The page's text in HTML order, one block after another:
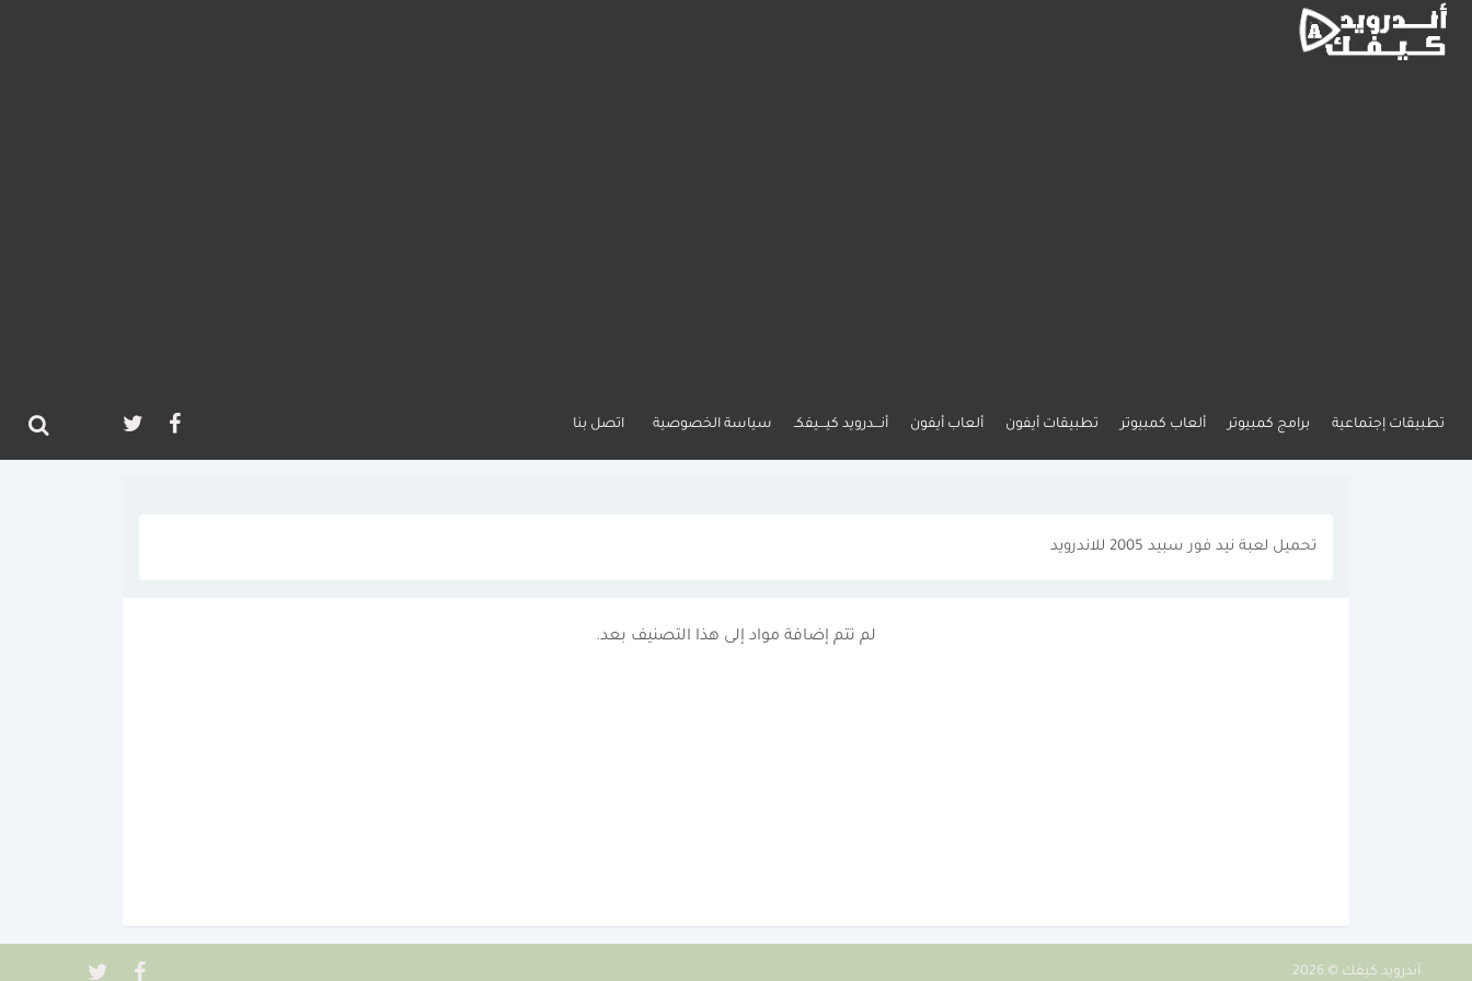
تطبيقات إجتماعية برامج كمبيوتر ألعاب كمبيوتر تطبيقات أيفون ألعاب أيفون أنـــدرويد كيـــيفكـ سياسة الخصوصية اتصل بنا
تحميل لعبة نيد فور سبيد 2005 للاندرويد
لم تتم إضافة مواد إلى هذا التصنيف بعد.
أندرويد كيفك © 2026